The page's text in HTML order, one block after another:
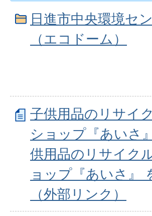
日進市中央環境セ
（エコドーム）
子供用品のリサイ
ショップ『あいさ
供用品のリサイク
ョップ『あいさ』
（外部リンク）